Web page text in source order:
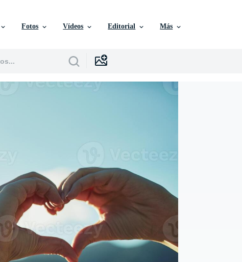
Fotos Vídeos Editorial Más